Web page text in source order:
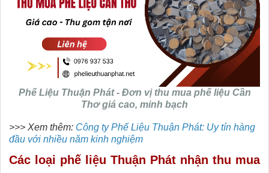
Phế Liệu Thuận Phát - Đơn vị thu mua phế liệu Cần
Thơ giá cao, minh bạch
>>> Xem thêm: Công ty Phế Liệu Thuận Phát: Uy tín hàng
đầu với nhiều năm kinh nghiệm
Các loại phế liệu Thuận Phát nhận thu mua